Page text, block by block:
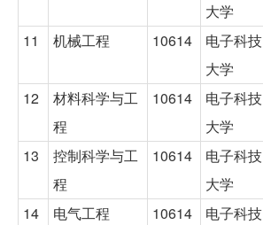
大学
11 机械工程 10614
电子科技
大学
12
材料科学与工
程
10614
电子科技
大学
13
控制科学与工
程
10614
电子科技
大学
14 电气工程 10614
电子科技